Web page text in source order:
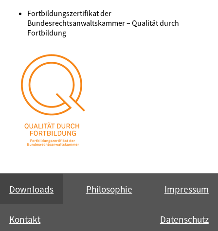
Fortbildungszertifikat der
Bundesrechtsanwaltskammer – Qualität durch
Fortbildung
Downloads Philosophie Impressum
Kontakt Datenschutz